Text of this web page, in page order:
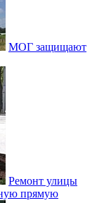
МОГ защищают
Ремонт улицы
прямую